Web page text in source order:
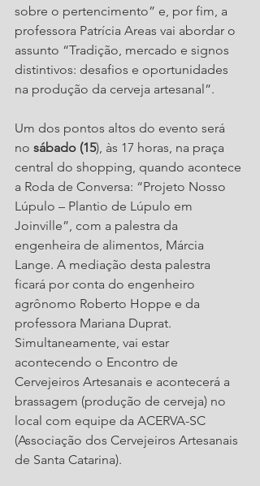
sobre o pertencimento” e, por fim, a
professora Patrícia Areas vai abordar o
assunto “Tradição, mercado e signos
distintivos: desafios e oportunidades
na produção da cerveja artesanal”.
Um dos pontos altos do evento será
no sábado (15), às 17 horas, na praça
central do shopping, quando acontece
a Roda de Conversa: “Projeto Nosso
Lúpulo – Plantio de Lúpulo em
Joinville”, com a palestra da
engenheira de alimentos, Márcia
Lange. A mediação desta palestra
ficará por conta do engenheiro
agrônomo Roberto Hoppe e da
professora Mariana Duprat.
Simultaneamente, vai estar
acontecendo o Encontro de
Cervejeiros Artesanais e acontecerá a
brassagem (produção de cerveja) no
local com equipe da ACERVA-SC
(Associação dos Cervejeiros Artesanais
de Santa Catarina).